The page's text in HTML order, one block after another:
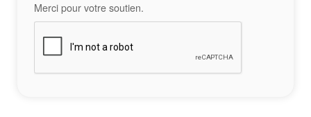
Merci pour votre soutien.